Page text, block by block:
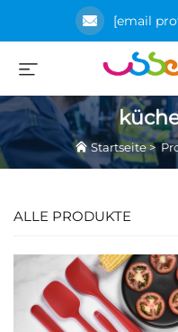
[email
Startseite>
ALLE PRODUKTE